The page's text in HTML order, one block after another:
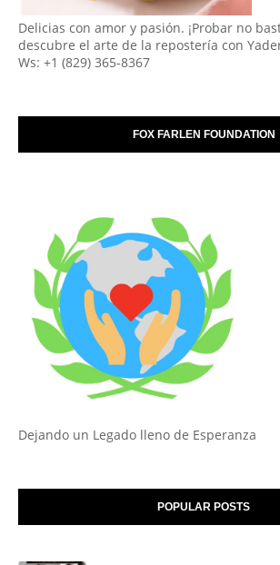
Delicias con amor y pasión. ¡Probar no
descubre el arte de la repostería con
Ws: +1 (829) 365-8367
FOX FARLEN FOUNDATION
Dejando un Legado lleno de Esperanza
POPULAR POSTS